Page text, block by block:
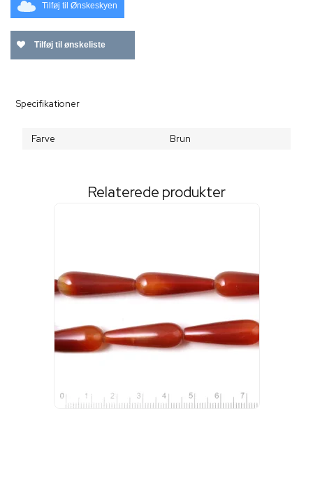
Tilføj til Ønskeskyen
Tilføj til ønskeliste
Specifikationer
Farve Brun
Relaterede produkter